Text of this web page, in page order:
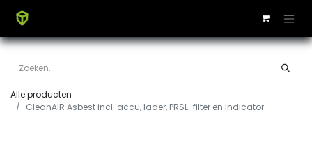
Alle producten
CleanAIR Asbest incl. accu, lader, PRSL-filter en indicator